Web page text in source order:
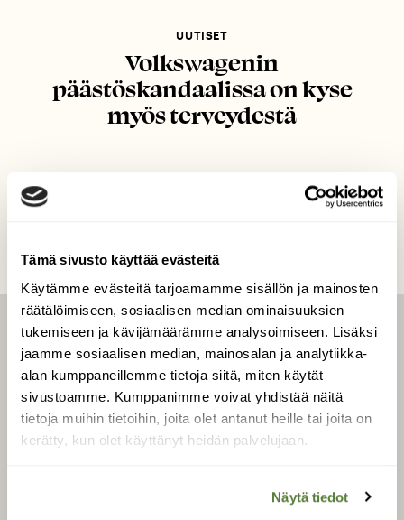
Tämä sivusto käyttää evästeitä
Käytämme evästeitä tarjoamamme sisällön ja mainosten
räätälöimiseen, sosiaalisen median ominaisuuksien
tukemiseen ja kävijämäärämme analysoimiseen. Lisäksi
jaamme sosiaalisen median, mainosalan ja analytiikka-
alan kumppaneillemme tietoja siitä, miten käytät
sivustoamme. Kumppanimme voivat yhdistää näitä
tietoja muihin tietoihin, joita olet antanut heille tai joita on
kerätty, kun olet käyttänyt heidän palvelujaan.
Näytä tiedot
UUTISET
Volkswagenin
päästöskandaalissa on kyse
myös terveydestä
LEHTI
Uusin lehti
Tilaa Suomen Luonto
Tilaa digilukuoikeus
Äänestä parasta juttua